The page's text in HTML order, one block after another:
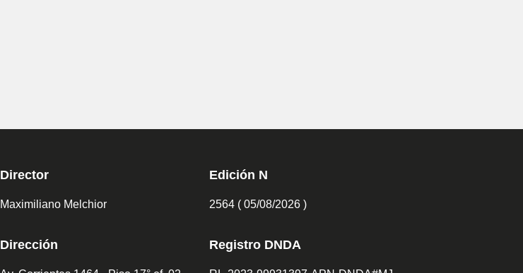
Director
Maximiliano Melchior
Dirección
Edición N
2564 ( 05/08/2026 )
Registro DNDA